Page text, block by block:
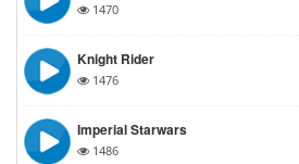
1470
Knight Rider
1476
Imperial Starwars
1486